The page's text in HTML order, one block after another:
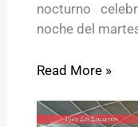
nocturno
noche del
Read More »